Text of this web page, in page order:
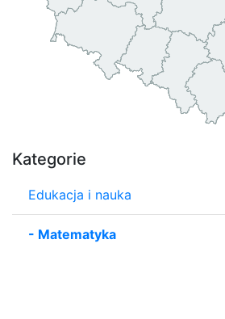
Kategorie
Edukacja i nauka
- Matematyka